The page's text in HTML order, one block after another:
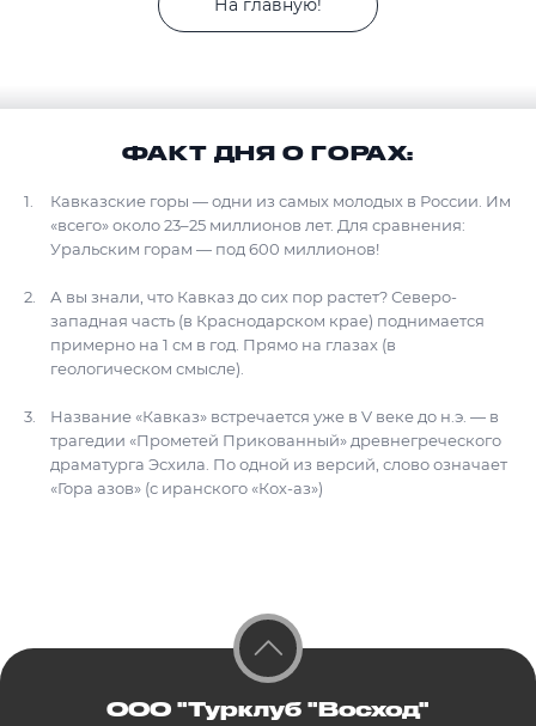
На главную!
ФАКТ ДНЯ О ГОРАХ:
Кавказские горы — одни из самых молодых в России. Им
«всего» около 23–25 миллионов лет. Для сравнения:
Уральским горам — под 600 миллионов!
А вы знали, что Кавказ до сих пор растет? Северо-
западная часть (в Краснодарском крае) поднимается
примерно на 1 см в год. Прямо на глазах (в
геологическом смысле).
Название «Кавказ» встречается уже в V веке до н.э. — в
трагедии «Прометей Прикованный» древнегреческого
драматурга Эсхила. По одной из версий, слово означает
«Гора азов» (с иранского «Кох-аз»)
ООО "Турклуб "Восход"